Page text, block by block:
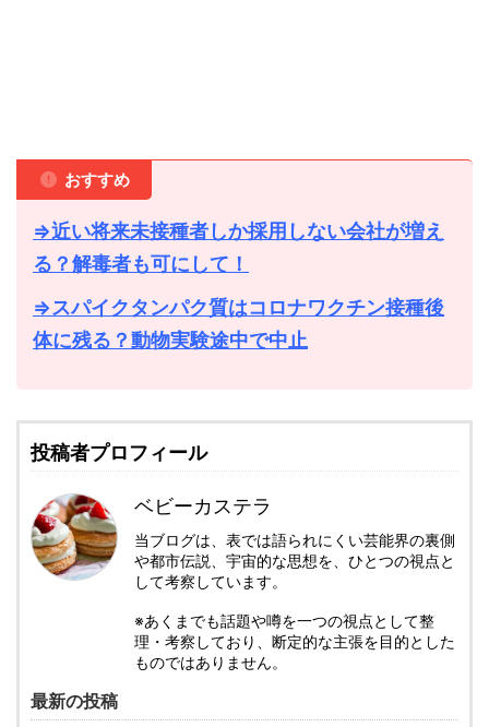
おすすめ
⇒近い将来未接種者しか採用しない会社が増え
る？解毒者も可にして！
⇒スパイクタンパク質はコロナワクチン接種後
体に残る？動物実験途中で中止
投稿者プロフィール
ベビーカステラ
当ブログは、表では語られにくい芸能界の裏側
や都市伝説、宇宙的な思想を、ひとつの視点と
して考察しています。
※あくまでも話題や噂を一つの視点として整
理・考察しており、断定的な主張を目的とした
ものではありません。
最新の投稿